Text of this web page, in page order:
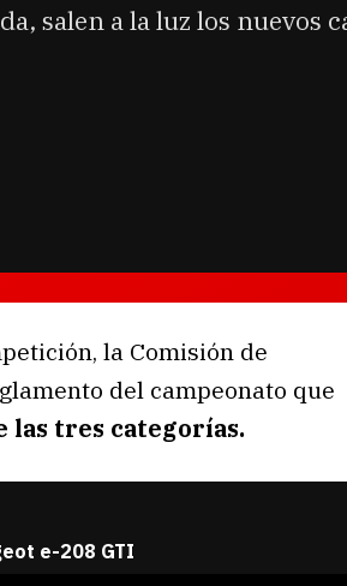
salen a la luz los nuevos
la Comisión de
del campeonato que
las tres categorías.
e-208 GTI